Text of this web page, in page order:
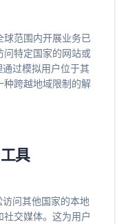
球范围内开展业务已
问特定国家的网站或
过模拟用户位于其
种跨越地域限制的解
具
问其他国家的本地
交媒体。这为用户